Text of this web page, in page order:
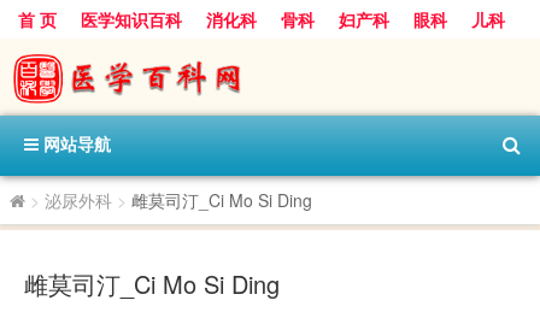
首 页 医学知识百科 消化科 骨科 妇产科 眼科
儿科
心血管病科
呼吸科 神经科
内分泌科
口腔科
网站导航
> 泌尿外科 > 雌莫司汀_Ci Mo Si Ding
雌莫司汀_Ci Mo Si Ding